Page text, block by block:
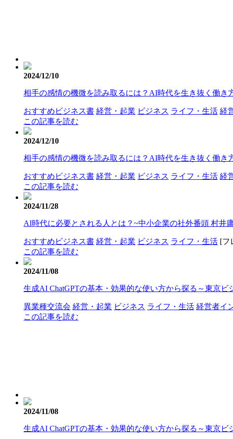
2024/12/10
相手の感情の機微を読み取るには？AI時代を生き抜く働
おすすめビジネス書 経営・起業 ビジネス ライフ・生活 経
この記事を読む
2024/12/10
相手の感情の機微を読み取るには？AI時代を生き抜く働
おすすめビジネス書 経営・起業 ビジネス ライフ・生活 経
この記事を読む
2024/11/28
AI時代に必要とされる人とは？~中小企業の社外番頭 村井
おすすめビジネス書 経営・起業 ビジネス ライフ・生活 [フ
この記事を読む
2024/11/08
生成AI ChatGPTの基本・効果的な使い方から探る～東京
異業種交流会 経営・起業 ビジネス ライフ・生活 経営者イ
この記事を読む
2024/11/08
生成AI ChatGPTの基本・効果的な使い方から探る～東京